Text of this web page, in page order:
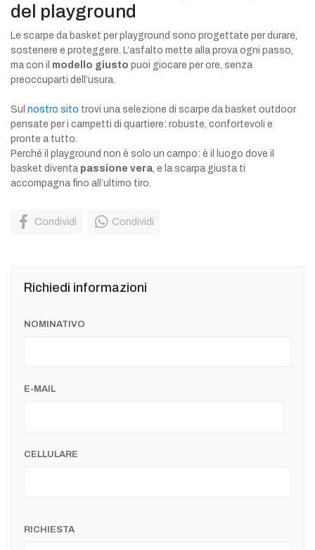
del playground
Le scarpe da basket per playground sono progettate per durare,
sostenere e proteggere. L’asfalto mette alla prova ogni passo,
ma con il modello giusto puoi giocare per ore, senza
preoccuparti dell’usura.
Sul nostro sito trovi una selezione di scarpe da basket outdoor
pensate per i campetti di quartiere: robuste, confortevoli e
pronte a tutto.
Perché il playground non è solo un campo: è il luogo dove il
basket diventa passione vera , e la scarpa giusta ti
accompagna fino all’ultimo tiro.
Condividi Condividi
Richiedi informazioni
NOMINATIVO
E-MAIL
CELLULARE
RICHIESTA